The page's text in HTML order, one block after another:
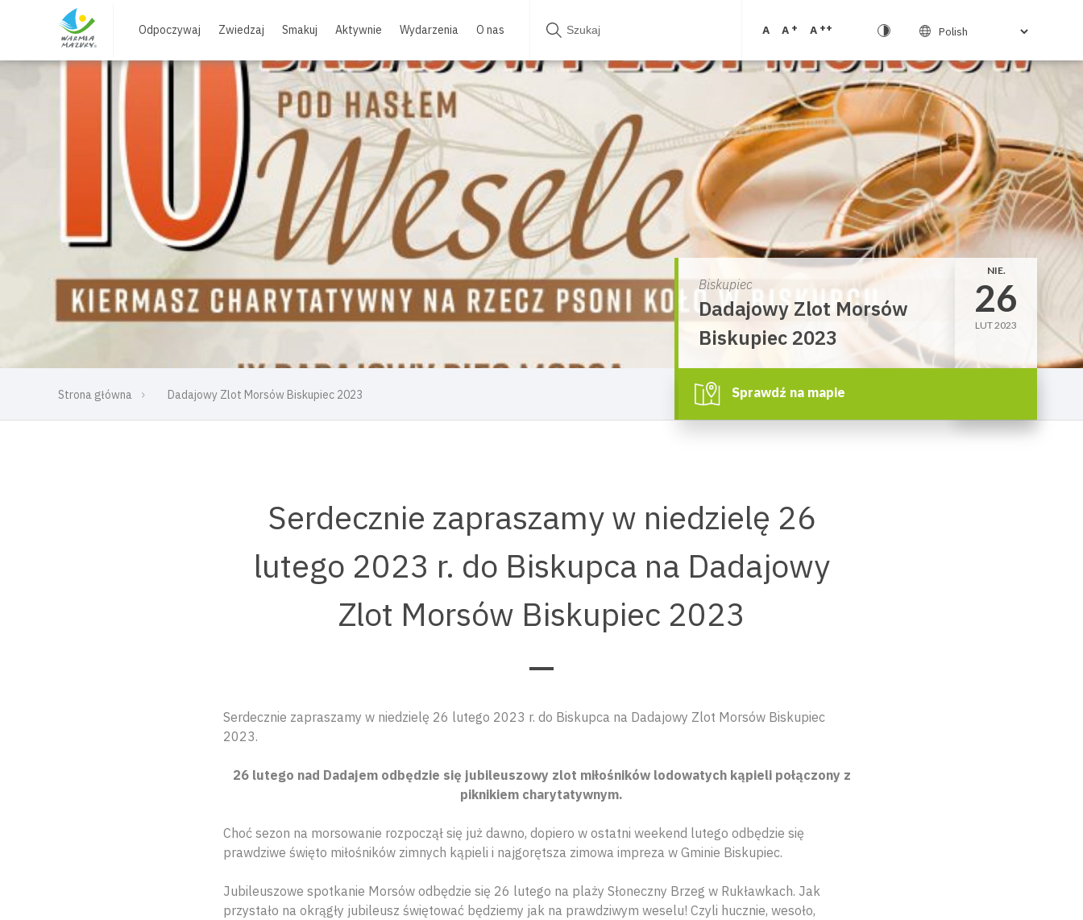
Odpoczywaj Zwiedzaj Smakuj Aktywnie Wydarzenia O nas A A + A ++
Strona główna Dadajowy Zlot Morsów Biskupiec 2023
Biskupiec
Dadajowy Zlot Morsów
Biskupiec 2023
NIE.
26
LUT 2023
Sprawdź na mapie
Serdecznie zapraszamy w niedzielę 26
lutego 2023 r. do Biskupca na Dadajowy
Zlot Morsów Biskupiec 2023
Serdecznie zapraszamy w niedzielę 26 lutego 2023 r. do Biskupca na Dadajowy Zlot Morsów Biskupiec
2023.
26 lutego nad Dadajem odbędzie się jubileuszowy zlot miłośników lodowatych kąpieli połączony z
piknikiem charytatywnym.
Choć sezon na morsowanie rozpoczął się już dawno, dopiero w ostatni weekend lutego odbędzie się
prawdziwe święto miłośników zimnych kąpieli i najgorętsza zimowa impreza w Gminie Biskupiec.
Jubileuszowe spotkanie Morsów odbędzie się 26 lutego na plaży Słoneczny Brzeg w Rukławkach. Jak
przystało na okrągły jubileusz świętować będziemy jak na prawdziwym weselu! Czyli hucznie, wesoło,